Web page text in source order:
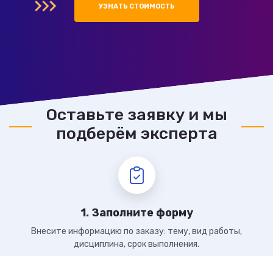
УЗНАТЬ СТОИМОСТЬ
Оставьте заявку и мы
подберём эксперта
1. Заполните форму
Внесите информацию по заказу: тему, вид работы,
дисциплина, срок выполнения.